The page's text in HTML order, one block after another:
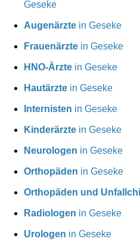
Geseke
Augenärzte in Geseke
Frauenärzte in Geseke
HNO-Ärzte in Geseke
Hautärzte in Geseke
Internisten in Geseke
Kinderärzte in Geseke
Neurologen in Geseke
Orthopäden in Geseke
Orthopäden und
Radiologen in Geseke
Urologen in Geseke